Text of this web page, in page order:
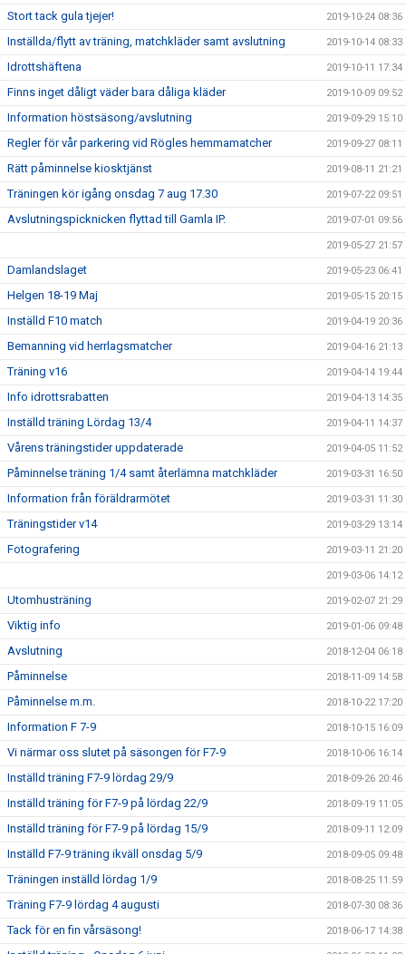
Stort tack gula tjejer! 2019-10-24 08:36
Inställda/flytt av träning, matchkläder samt avslutning 2019-10-14 08:33
Idrottshäftena 2019-10-11 17:34
Finns inget dåligt väder bara dåliga kläder 2019-10-09 09:52
Information höstsäsong/avslutning 2019-09-29 15:10
Regler för vår parkering vid Rögles hemmamatcher 2019-09-27 08:11
Rätt påminnelse kiosktjänst 2019-08-11 21:21
Träningen kör igång onsdag 7 aug 17.30 2019-07-22 09:51
Avslutningspicknicken flyttad till Gamla IP. 2019-07-01 09:56
2019-05-27 21:57
Damlandslaget 2019-05-23 06:41
Helgen 18-19 Maj 2019-05-15 20:15
Inställd F10 match 2019-04-19 20:36
Bemanning vid herrlagsmatcher 2019-04-16 21:13
Träning v16 2019-04-14 19:44
Info idrottsrabatten 2019-04-13 14:35
Inställd träning Lördag 13/4 2019-04-11 14:37
Vårens träningstider uppdaterade 2019-04-05 11:52
Påminnelse träning 1/4 samt återlämna matchkläder 2019-03-31 16:50
Information från föräldrarmötet 2019-03-31 11:30
Träningstider v14 2019-03-29 13:14
Fotografering 2019-03-11 21:20
2019-03-06 14:12
Utomhusträning 2019-02-07 21:29
Viktig info 2019-01-06 09:48
Avslutning 2018-12-04 06:18
Påminnelse 2018-11-09 14:58
Påminnelse m.m. 2018-10-22 17:20
Information F 7-9 2018-10-15 16:09
Vi närmar oss slutet på säsongen för F7-9 2018-10-06 16:14
Inställd träning F7-9 lördag 29/9 2018-09-26 20:46
Inställd träning för F7-9 på lördag 22/9 2018-09-19 11:05
Inställd träning för F7-9 på lördag 15/9 2018-09-11 12:09
Inställd F7-9 träning ikväll onsdag 5/9 2018-09-05 09:48
Träningen inställd lördag 1/9 2018-08-25 11:59
Träning F7-9 lördag 4 augusti 2018-07-30 08:36
Tack för en fin vårsäsong! 2018-06-17 14:38